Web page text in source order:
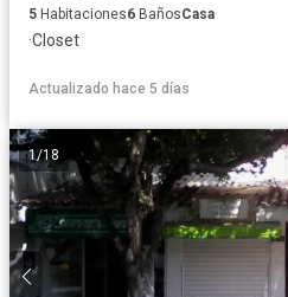
5 Habitaciones6 BañosCasa
·Closet
Actualizado hace 5 días
1/18